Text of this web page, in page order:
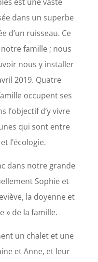
dans un superbe
d’un ruisseau. Ce
famille ; nous
nous y installer
2019. Quatre
occupent ses
l’objectif d’y vivre
qui sont entre
l’écologie.
dans notre grande
Sophie et
la doyenne et
» de la famille.
un chalet et une
et Anne, et leur